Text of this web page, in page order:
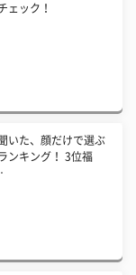
ェック！
いた、顔だけで選ぶ
ンキング！ 3位福